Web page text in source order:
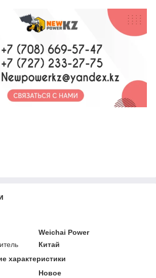
Weichai Power
Китай
характеристики
Новое